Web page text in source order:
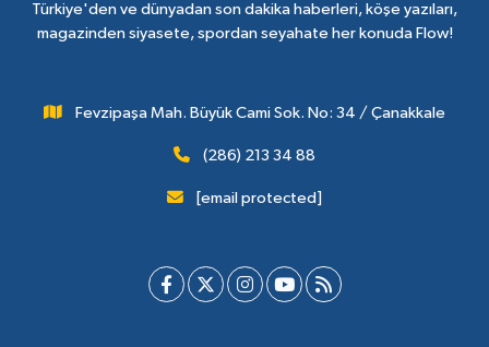
Türkiye'den ve dünyadan son dakika haberleri, köşe yazıları,
magazinden siyasete, spordan seyahate her konuda Flow!
Fevzipaşa Mah. Büyük Cami Sok. No: 34 / Çanakkale
(286) 213 34 88
[email protected]